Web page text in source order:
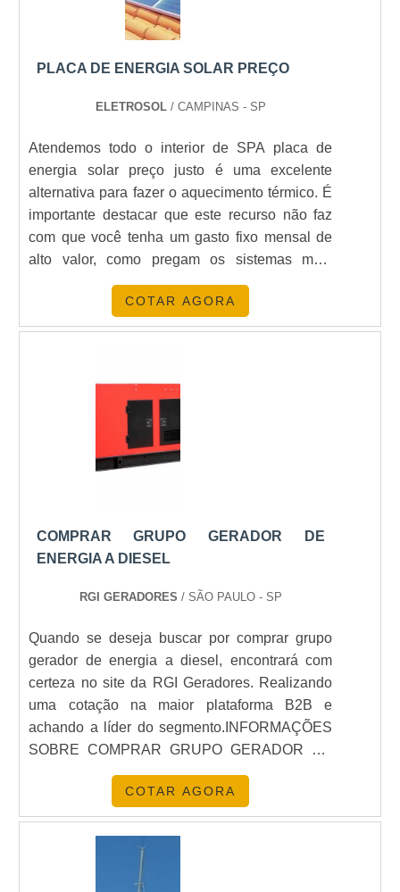
PLACA DE ENERGIA SOLAR PREÇO
ELETROSOL/ CAMPINAS - SP
Atendemos todo o interior de SPA placa de
energia solar preço justo é uma excelente
alternativa para fazer o aquecimento térmico. É
importante destacar que este recurso não faz
com que você tenha um gasto fixo mensal de
alto valor, como pregam os sistemas mais
presentes no mercado de energia. Este tipo de
sistema de aquecimento funciona de forma
eficiente. A placa é responsável por captar as
COTAR AGORA
COMPRAR GRUPO GERADOR DE
ENERGIA A DIESEL
RGI GERADORES / SÃO PAULO - SP
Quando se deseja buscar por comprar grupo
gerador de energia a diesel, encontrará com
certeza no site da RGI Geradores. Realizando
uma cotação na maior plataforma B2B e
achando a líder do segmento.INFORMAÇÕES
SOBRE COMPRAR GRUPO GERADOR DE
ENERGIA A DIESELQuem quer achar comprar
grupo gerador de energia em uma empresa
responsável, encontra na RGI Geradores. Com
grande know-how focado em manutenção
preventiva e corretiva em grupos geradores
multimarcas e tratamento acústico de
COTAR AGORA